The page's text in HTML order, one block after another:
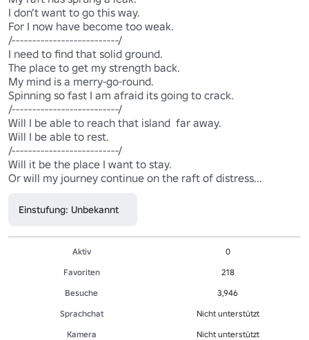
I don’t want to go this way.
For I now have become too weak.
/--------------------------/
I need to find that solid ground.
The place to get my strength back.
My mind is a merry-go-round.
Spinning so fast I am afraid its going to crack.
/--------------------------/
Will I be able to reach that island  far away.
Will I be able to rest.
/--------------------------/
Will it be the place I want to stay.
Or will my journey continue on the raft of distress...
Einstufung: Unbekannt
Aktiv
0
Favoriten
218
Besuche
3,946
Sprachchat
Nicht unterstützt
Kamera
Nicht unterstützt